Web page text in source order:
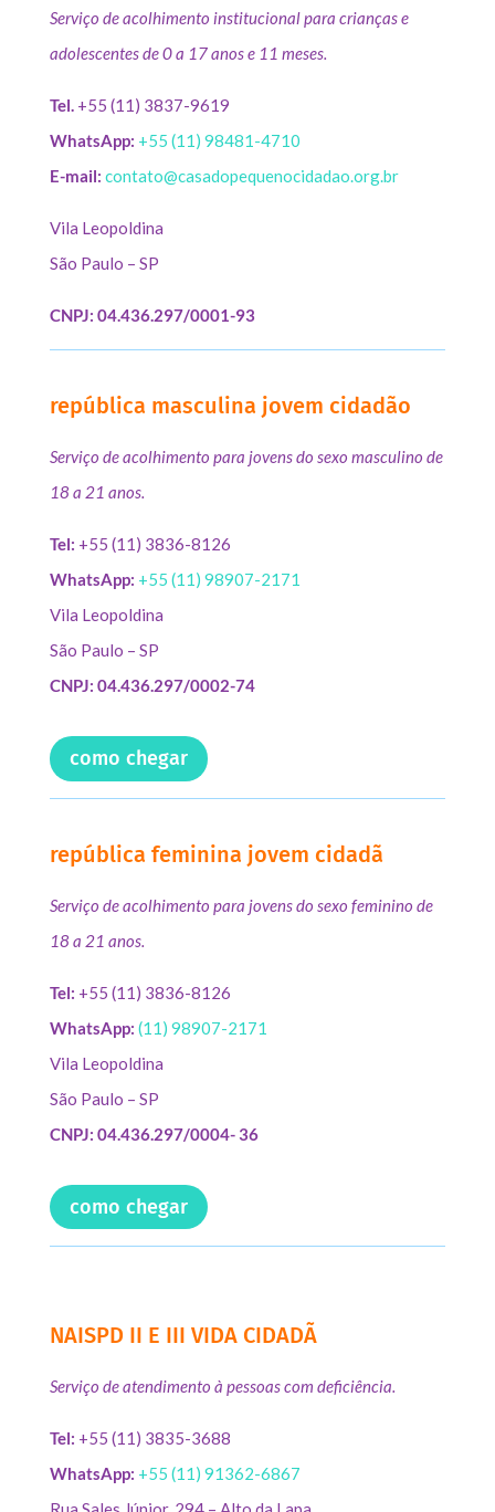
Serviço de acolhimento institucional para crianças e
adolescentes de 0 a 17 anos e 11 meses.
Tel.+55 (11) 3837-9619
WhatsApp: +55 (11) 98481-4710
E-mail: contato@casadopequenocidadao.org.br
Vila Leopoldina
São Paulo – SP
CNPJ: 04.436.297/0001-93
república masculina jovem cidadão
Serviço de acolhimento para jovens do sexo masculino de
18 a 21 anos.
Tel: +55 (11) 3836-8126
WhatsApp: +55 (11) 98907-2171
Vila Leopoldina
São Paulo – SP
CNPJ: 04.436.297/0002-74
como chegar
república feminina jovem cidadã
Serviço de acolhimento para jovens do sexo feminino de
18 a 21 anos.
Tel: +55 (11) 3836-8126
WhatsApp: (11) 98907-2171
Vila Leopoldina
São Paulo – SP
CNPJ: 04.436.297/0004- 36
como chegar
NAISPD II E III VIDA CIDADÃ
Serviço de atendimento à pessoas com deficiência.
Tel: +55 (11) 3835-3688
WhatsApp: +55 (11) 91362-6867